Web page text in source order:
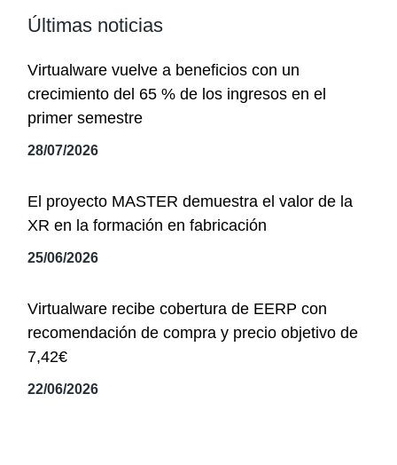
Últimas noticias
Virtualware vuelve a beneficios con un
crecimiento del 65 % de los ingresos en el
primer semestre
28/07/2026
El proyecto MASTER demuestra el valor de la
XR en la formación en fabricación
25/06/2026
Virtualware recibe cobertura de EERP con
recomendación de compra y precio objetivo de
7,42€
22/06/2026